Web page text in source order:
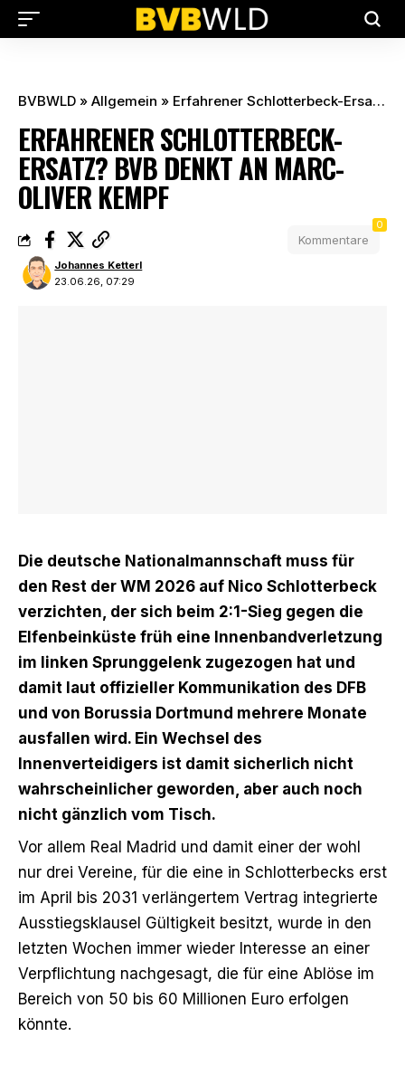
BVBWLD » Allgemein » Erfahrener Schlotterbeck-Ersatz? BVB denkt an Marc-Oliver Kempf
ERFAHRENER SCHLOTTERBECK-
ERSATZ? BVB DENKT AN MARC-
OLIVER KEMPF
23.06.26, 07:29
Johannes Ketterl
Kommentare
0
Die deutsche Nationalmannschaft muss für
den Rest der WM 2026 auf Nico Schlotterbeck
verzichten, der sich beim 2:1-Sieg gegen die
Elfenbeinküste früh eine Innenbandverletzung
im linken Sprunggelenk zugezogen hat und
damit laut offizieller Kommunikation des DFB
und von Borussia Dortmund mehrere Monate
ausfallen wird. Ein Wechsel des
Innenverteidigers ist damit sicherlich nicht
wahrscheinlicher geworden, aber auch noch
nicht gänzlich vom Tisch.
Vor allem Real Madrid und damit einer der wohl
nur drei Vereine, für die eine in Schlotterbecks erst
im April bis 2031 verlängertem Vertrag integrierte
Ausstiegsklausel Gültigkeit besitzt, wurde in den
letzten Wochen immer wieder Interesse an einer
Verpflichtung nachgesagt, die für eine Ablöse im
Bereich von 50 bis 60 Millionen Euro erfolgen
könnte.